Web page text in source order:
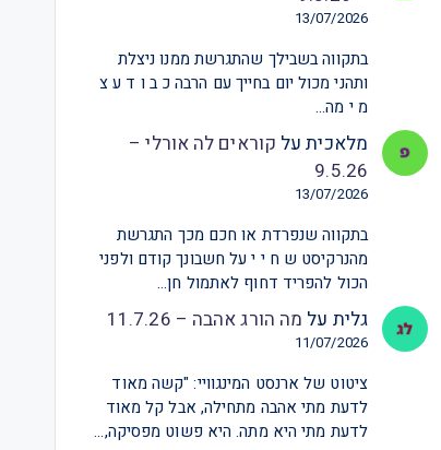
13/07/2026
בתקווה בשבילך שהתגרשת ממנו ניצלת
ותהני מכול יום בחייך עם הרבה כ ב ו ד ע צ
מ י מה…
מלאכיתעל קוראים לה אורלי –
9.5.26
13/07/2026
בתקווה שנפרדת או חכם מכך התגרשת
מהנרקיסט ש ח י י על חשבונך קודם ולפני
הכול להפריד דחוף לאתמול חן…
גלית על מה הורג אהבה – 11.7.26
11/07/2026
ציטוט של ארנסט המינגוויי: "קשה מאוד
לדעת מתי אהבה מתחילה, אבל קל מאוד
לדעת מתי היא מתה. היא פשוט מפסיקה,…